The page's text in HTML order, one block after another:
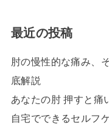
最近の投稿
肘の慢性的な痛み、
底解説
あなたの肘 押すと痛
自宅でできるセルフ